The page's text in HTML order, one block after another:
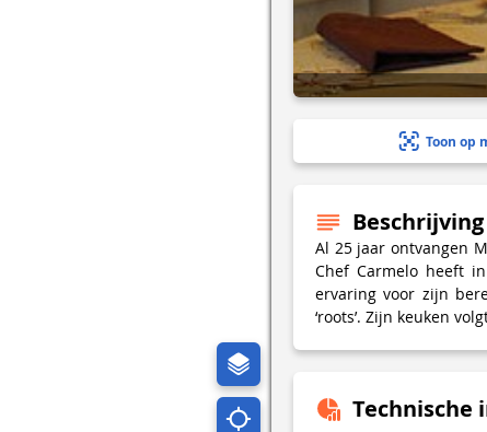
Toon op
Beschrijving
Al 25 jaar ontvangen
Chef Carmelo heeft
ervaring voor zijn
‘roots’. Zijn keuken
Technische